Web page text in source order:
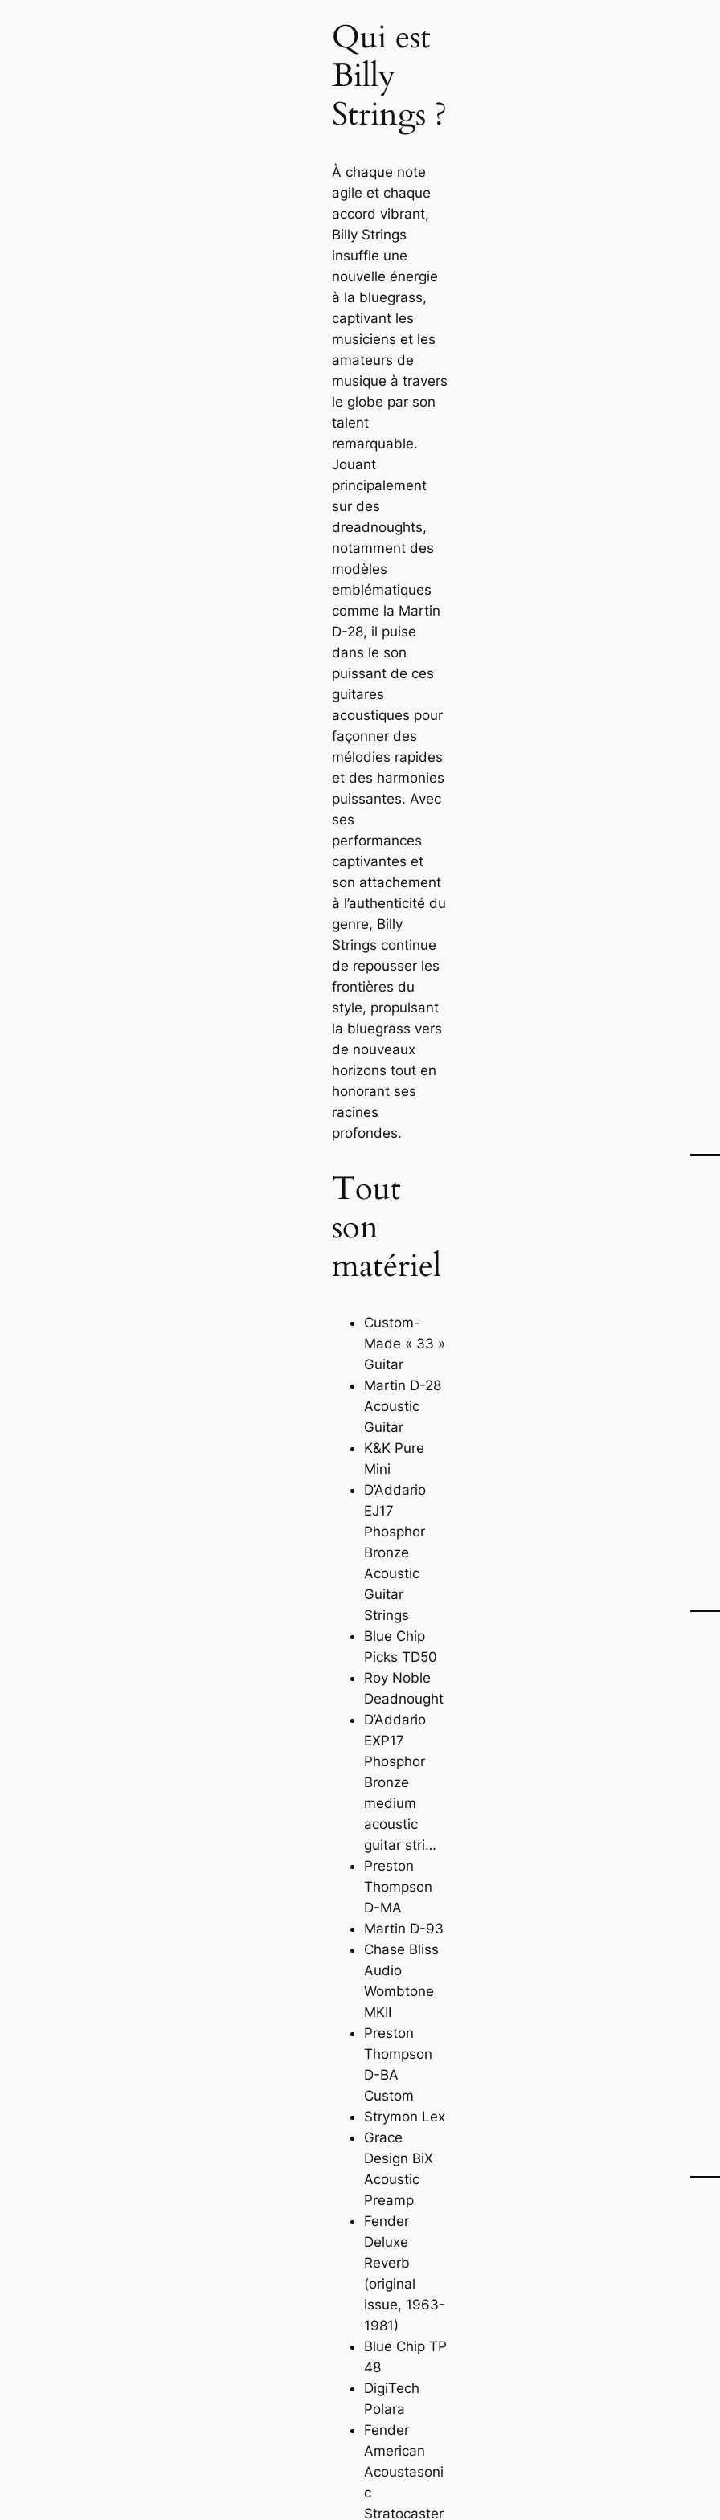
Qui est
Billy
Strings ?
À chaque note
agile et chaque
accord vibrant,
Billy Strings
insuffle une
nouvelle énergie
à la bluegrass,
captivant les
musiciens et les
amateurs de
musique à travers
le globe par son
talent
remarquable.
Jouant
principalement
sur des
dreadnoughts,
notamment des
modèles
emblématiques
comme la Martin
D-28, il puise
dans le son
puissant de ces
guitares
acoustiques pour
façonner des
mélodies rapides
et des harmonies
puissantes. Avec
ses
performances
captivantes et
son attachement
à l’authenticité du
genre, Billy
Strings continue
de repousser les
frontières du
style, propulsant
la bluegrass vers
de nouveaux
horizons tout en
honorant ses
racines
profondes.
Tout
son
matériel
Custom-
Made « 33 »
Guitar
Martin D-28
Acoustic
Guitar
K&K Pure
Mini
D’Addario
EJ17
Phosphor
Bronze
Acoustic
Guitar
Strings
Blue Chip
Picks TD50
Roy Noble
Deadnought
D’Addario
EXP17
Phosphor
Bronze
medium
acoustic
guitar stri…
Preston
Thompson
D-MA
Martin D-93
Chase Bliss
Audio
Wombtone
MKII
Preston
Thompson
D-BA
Custom
Strymon Lex
Grace
Design BiX
Acoustic
Preamp
Fender
Deluxe
Reverb
(original
issue, 1963-
1981)
Blue Chip TP
48
DigiTech
Polara
Fender
American
Acoustasoni
c
Stratocaster